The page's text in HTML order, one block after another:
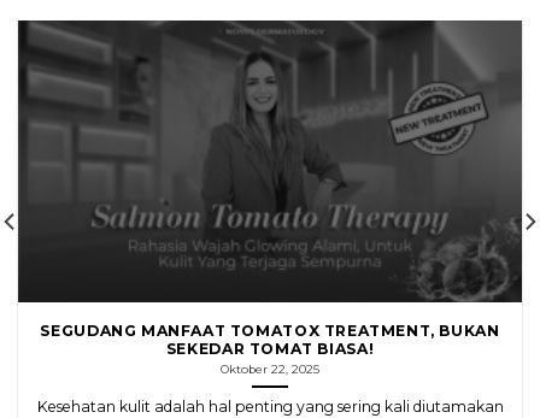
SEGUDANG MANFAAT TOMATOX TREATMENT, BUKAN
SEKEDAR TOMAT BIASA!
Oktober 22, 2025
Kesehatan kulit adalah hal penting yang sering kali diutamakan